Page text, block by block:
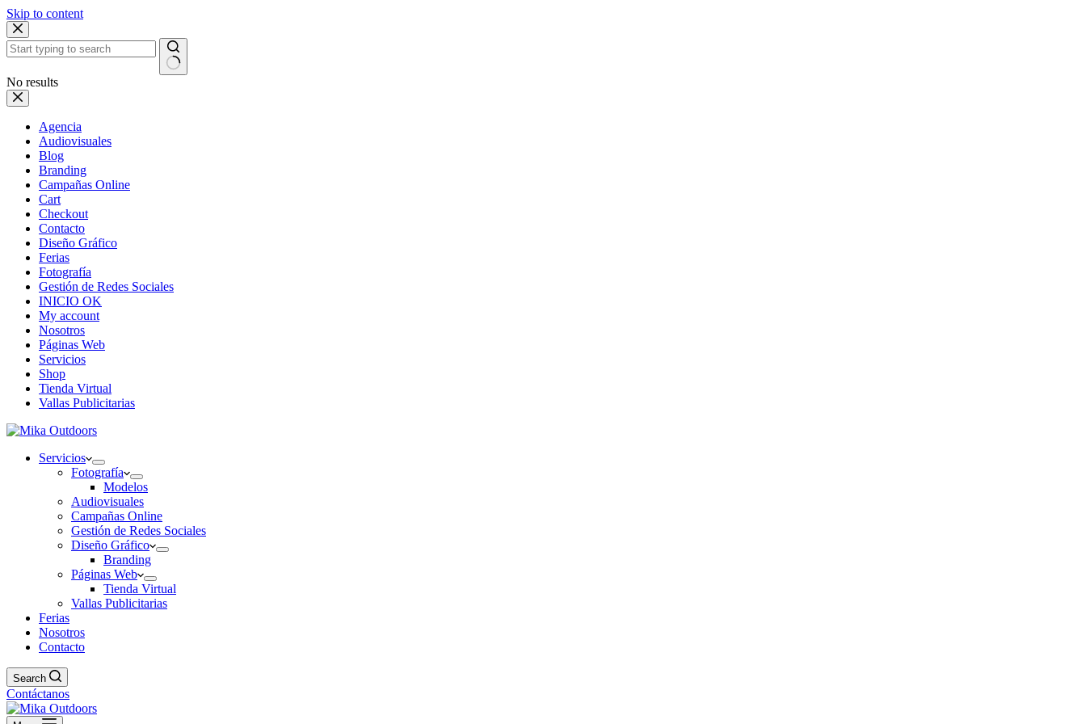
Skip to content
No results
Agencia
Audiovisuales
Blog
Branding
Campañas Online
Cart
Checkout
Contacto
Diseño Gráfico
Ferias
Fotografía
Gestión de Redes Sociales
INICIO OK
My account
Nosotros
Páginas Web
Servicios
Shop
Tienda Virtual
Vallas Publicitarias
Servicios
Fotografía
Modelos
Audiovisuales
Campañas Online
Gestión de Redes Sociales
Diseño Gráfico
Branding
Páginas Web
Tienda Virtual
Vallas Publicitarias
Ferias
Nosotros
Contacto
Search
Contáctanos